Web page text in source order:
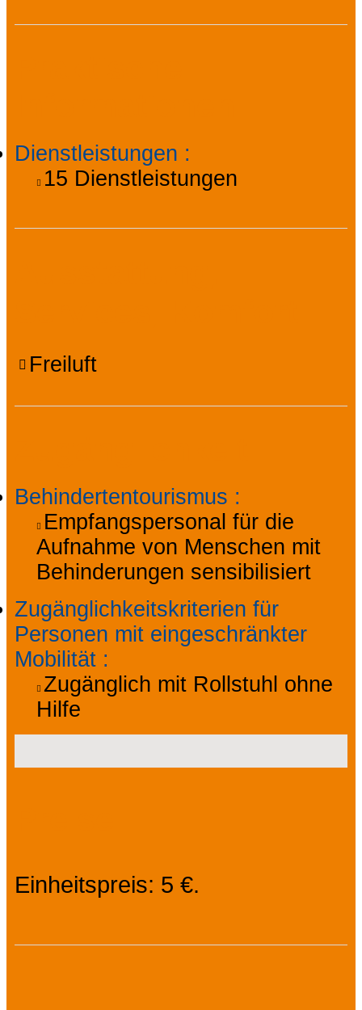
Dienstleistungen :
15 Dienstleistungen
Freiluft
Behindertentourismus :
Empfangspersonal für die
Aufnahme von Menschen mit
Behinderungen sensibilisiert
Zugänglichkeitskriterien für
Personen mit eingeschränkter
Mobilität :
Zugänglich mit Rollstuhl ohne
Hilfe
Einheitspreis: 5 €.